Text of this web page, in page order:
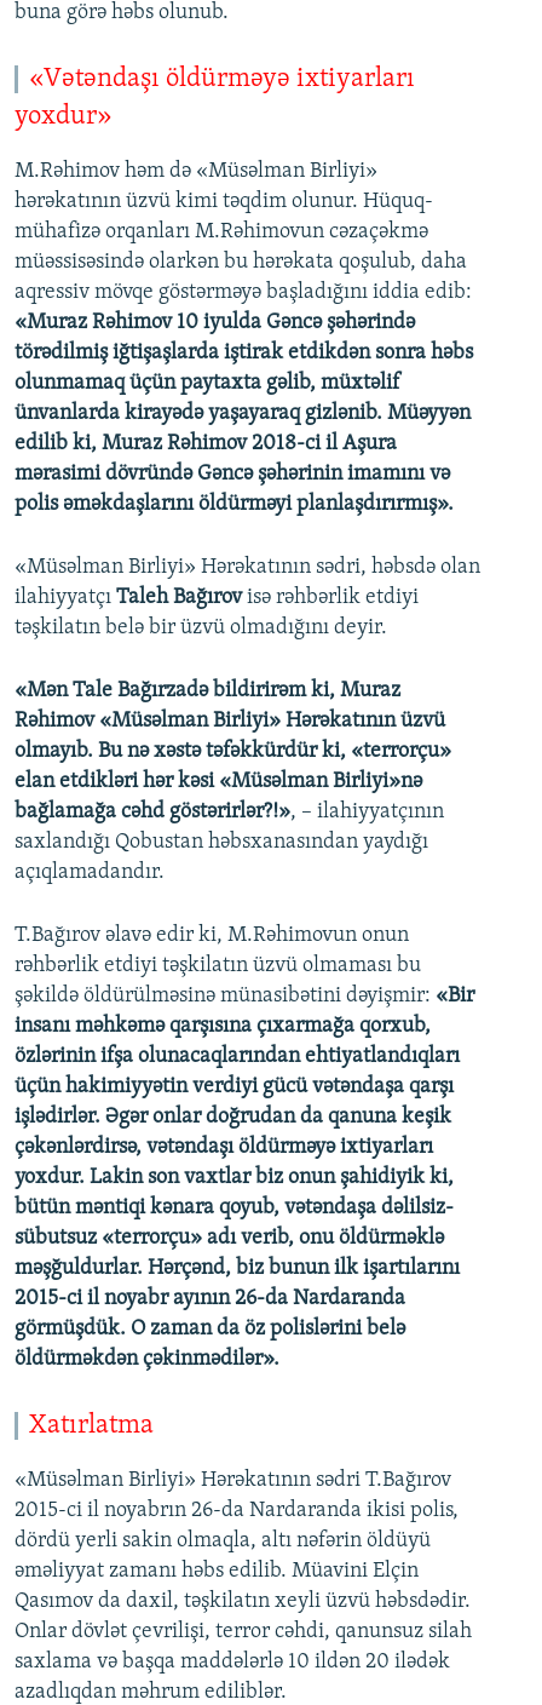
buna görə həbs olunub.
«Vətəndaşı öldürməyə ixtiyarları
yoxdur»
M.Rəhimov həm də «Müsəlman Birliyi»
hərəkatının üzvü kimi təqdim olunur. Hüquq-
mühafizə orqanları M.Rəhimovun cəzaçəkmə
müəssisəsində olarkən bu hərəkata qoşulub, daha
aqressiv mövqe göstərməyə başladığını iddia edib:
«Muraz Rəhimov 10 iyulda Gəncə şəhərində
törədilmiş iğtişaşlarda iştirak etdikdən sonra həbs
olunmamaq üçün paytaxta gəlib, müxtəlif
ünvanlarda kirayədə yaşayaraq gizlənib. Müəyyən
edilib ki, Muraz Rəhimov 2018-ci il Aşura
mərasimi dövründə Gəncə şəhərinin imamını və
polis əməkdaşlarını öldürməyi planlaşdırırmış».
«Müsəlman Birliyi» Hərəkatının sədri, həbsdə olan
ilahiyyatçı Taleh Bağırovisə rəhbərlik etdiyi
təşkilatın belə bir üzvü olmadığını deyir.
«Mən Tale Bağırzadə bildirirəm ki, Muraz
Rəhimov «Müsəlman Birliyi» Hərəkatının üzvü
olmayıb. Bu nə xəstə təfəkkürdür ki, «terrorçu»
elan etdikləri hər kəsi «Müsəlman Birliyi»nə
bağlamağa cəhd göstərirlər?!», – ilahiyyatçının
saxlandığı Qobustan həbsxanasından yaydığı
açıqlamadandır.
T.Bağırov əlavə edir ki, M.Rəhimovun onun
rəhbərlik etdiyi təşkilatın üzvü olmaması bu
şəkildə öldürülməsinə münasibətini dəyişmir: «Bir
insanı məhkəmə qarşısına çıxarmağa qorxub,
özlərinin ifşa olunacaqlarından ehtiyatlandıqları
üçün hakimiyyətin verdiyi gücü vətəndaşa qarşı
işlədirlər. Əgər onlar doğrudan da qanuna keşik
çəkənlərdirsə, vətəndaşı öldürməyə ixtiyarları
yoxdur. Lakin son vaxtlar biz onun şahidiyik ki,
bütün məntiqi kənara qoyub, vətəndaşa dəlilsiz-
sübutsuz «terrorçu» adı verib, onu öldürməklə
məşğuldurlar. Hərçənd, biz bunun ilk işartılarını
2015-ci il noyabr ayının 26-da Nardaranda
görmüşdük. O zaman da öz polislərini belə
öldürməkdən çəkinmədilər».
Xatırlatma
«Müsəlman Birliyi» Hərəkatının sədri T.Bağırov
2015-ci il noyabrın 26-da Nardaranda ikisi polis,
dördü yerli sakin olmaqla, altı nəfərin öldüyü
əməliyyat zamanı həbs edilib. Müavini Elçin
Qasımov da daxil, təşkilatın xeyli üzvü həbsdədir.
Onlar dövlət çevrilişi, terror cəhdi, qanunsuz silah
saxlama və başqa maddələrlə 10 ildən 20 ilədək
azadlıqdan məhrum ediliblər.